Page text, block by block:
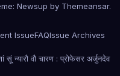
Newsup by Themeansar.
IssueFAQIssue Archives
सूं न्यारौ वौ चारण : प्रोफेसर अर्जुनदेव